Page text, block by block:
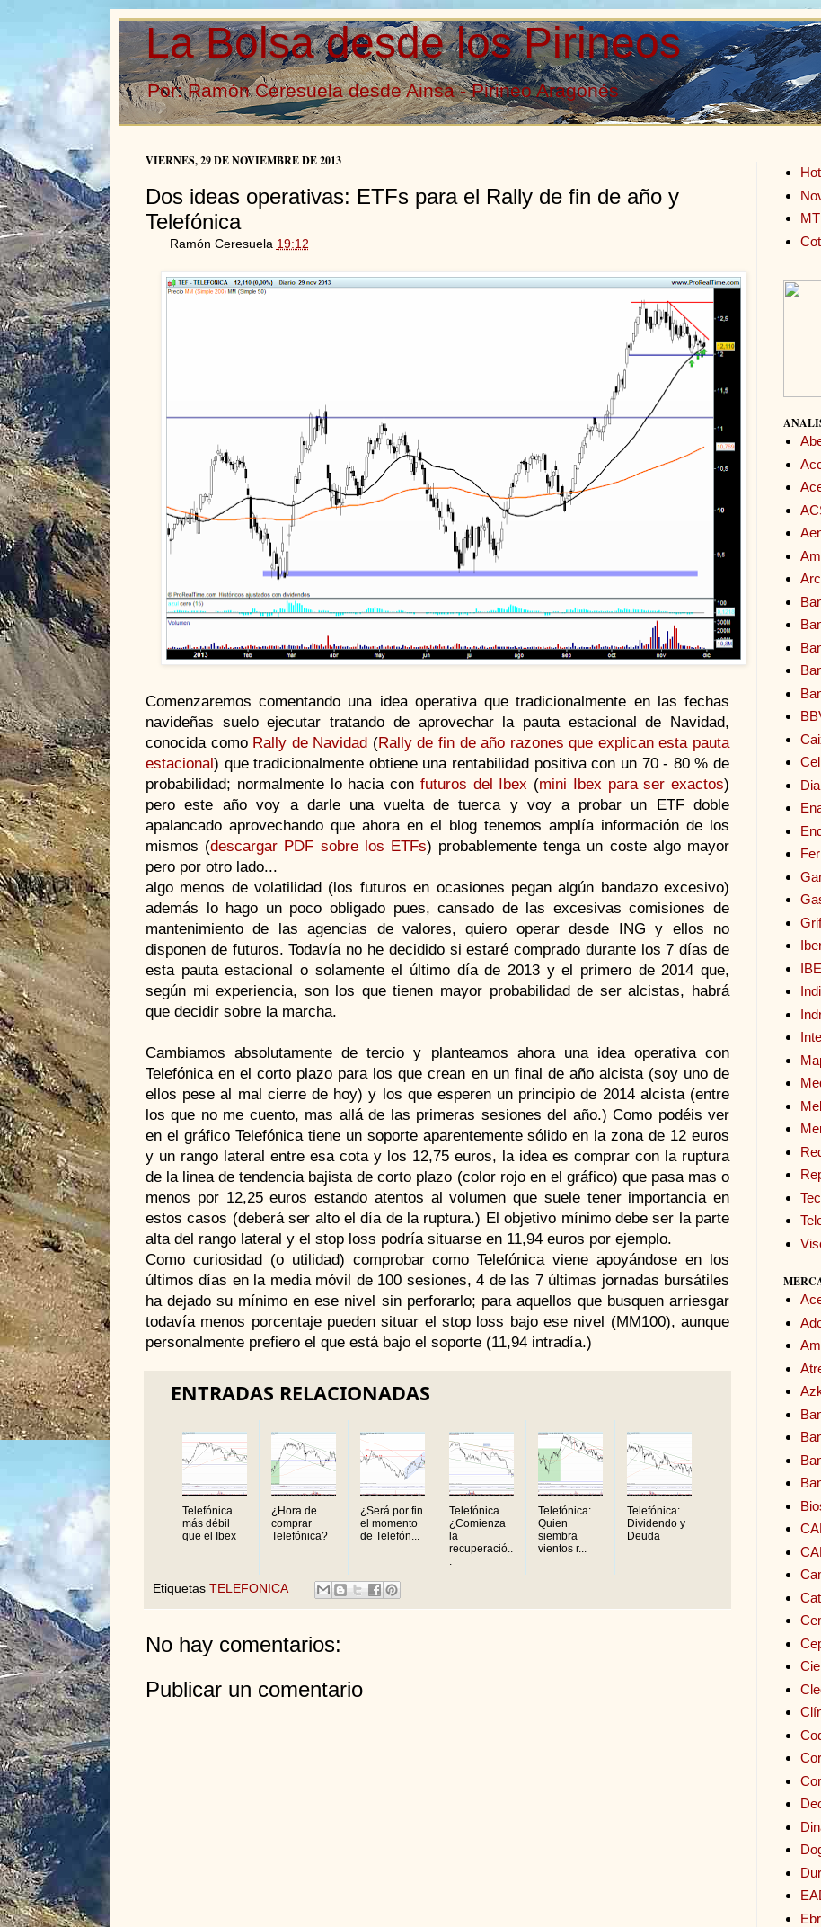
La Bolsa desde los Pirineos
Por: Ramón Ceresuela desde Ainsa - Pirineo Aragonés
VIERNES, 29 DE NOVIEMBRE DE 2013
Dos ideas operativas: ETFs para el Rally de fin de año y
Telefónica
Ramón Ceresuela 19:12
Comenzaremos comentando una idea operativa que tradicionalmente en las fechas
navideñas suelo ejecutar tratando de aprovechar la pauta estacional de Navidad,
conocida como Rally de Navidad (Rally de fin de año razones que explican esta pauta
estacional) que tradicionalmente obtiene una rentabilidad positiva con un 70 - 80 % de
probabilidad; normalmente lo hacia con futuros del Ibex (mini Ibex para ser exactos)
pero este año voy a darle una vuelta de tuerca y voy a probar un ETF doble
apalancado aprovechando que ahora en el blog tenemos amplía información de los
mismos (descargar PDF sobre los ETFs) probablemente tenga un coste algo mayor
pero por otro lado...
algo menos de volatilidad (los futuros en ocasiones pegan algún bandazo excesivo)
además lo hago un poco obligado pues, cansado de las excesivas comisiones de
mantenimiento de las agencias de valores, quiero operar desde ING y ellos no
disponen de futuros. Todavía no he decidido si estaré comprado durante los 7 días de
esta pauta estacional o solamente el último día de 2013 y el primero de 2014 que,
según mi experiencia, son los que tienen mayor probabilidad de ser alcistas, habrá
que decidir sobre la marcha.
Cambiamos absolutamente de tercio y planteamos ahora una idea operativa con
Telefónica en el corto plazo para los que crean en un final de año alcista (soy uno de
ellos pese al mal cierre de hoy) y los que esperen un principio de 2014 alcista (entre
los que no me cuento, mas allá de las primeras sesiones del año.) Como podéis ver
en el gráfico Telefónica tiene un soporte aparentemente sólido en la zona de 12 euros
y un rango lateral entre esa cota y los 12,75 euros, la idea es comprar con la ruptura
de la linea de tendencia bajista de corto plazo (color rojo en el gráfico) que pasa mas o
menos por 12,25 euros estando atentos al volumen que suele tener importancia en
estos casos (deberá ser alto el día de la ruptura.) El objetivo mínimo debe ser la parte
alta del rango lateral y el stop loss podría situarse en 11,94 euros por ejemplo.
Como curiosidad (o utilidad) comprobar como Telefónica viene apoyándose en los
últimos días en la media móvil de 100 sesiones, 4 de las 7 últimas jornadas bursátiles
ha dejado su mínimo en ese nivel sin perforarlo; para aquellos que busquen arriesgar
todavía menos porcentaje pueden situar el stop loss bajo ese nivel (MM100), aunque
personalmente prefiero el que está bajo el soporte (11,94 intradía.)
ENTRADAS RELACIONADAS
Telefónica
más débil
que el Ibex
¿Hora de
comprar
Telefónica?
¿Será por fin
el momento
de Telefón...
Telefónica
¿Comienza
la
recuperació..
.
Telefónica:
Quien
siembra
vientos r...
Telefónica:
Dividendo y
Deuda
Etiquetas TELEFONICA
No hay comentarios:
Publicar un comentario
Dia